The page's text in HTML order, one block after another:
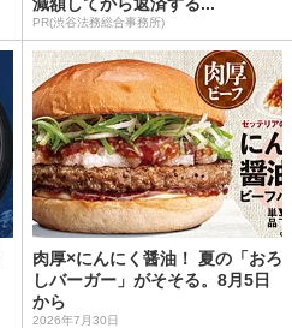
PR(渋谷法務総合事務所)
肉厚×にんにく醤油！ 夏の「おろ
しバーガー」がそそる。8月5日
から
2026年7月30日